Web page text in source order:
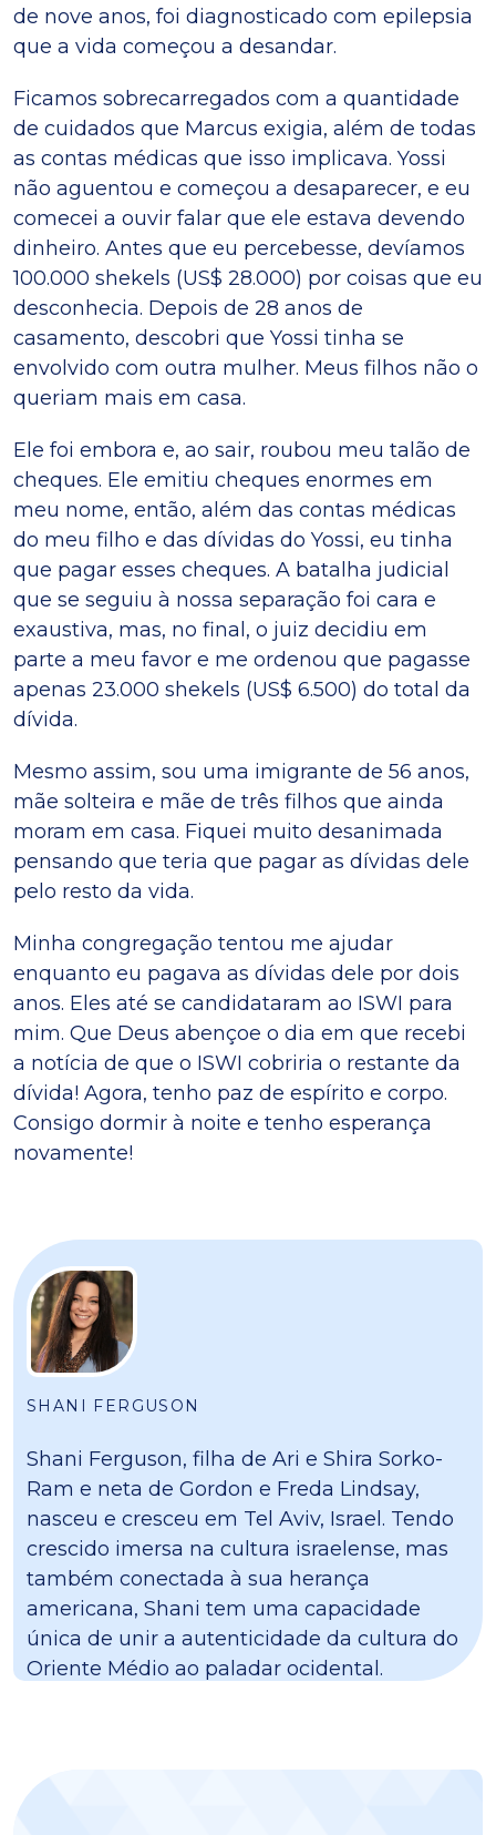
de nove anos, foi diagnosticado com epilepsia
que a vida começou a desandar.
Ficamos sobrecarregados com a quantidade
de cuidados que Marcus exigia, além de todas
as contas médicas que isso implicava. Yossi
não aguentou e começou a desaparecer, e eu
comecei a ouvir falar que ele estava devendo
dinheiro. Antes que eu percebesse, devíamos
100.000 shekels (US$ 28.000) por coisas que eu
desconhecia. Depois de 28 anos de
casamento, descobri que Yossi tinha se
envolvido com outra mulher. Meus filhos não o
queriam mais em casa.
Ele foi embora e, ao sair, roubou meu talão de
cheques. Ele emitiu cheques enormes em
meu nome, então, além das contas médicas
do meu filho e das dívidas do Yossi, eu tinha
que pagar esses cheques. A batalha judicial
que se seguiu à nossa separação foi cara e
exaustiva, mas, no final, o juiz decidiu em
parte a meu favor e me ordenou que pagasse
apenas 23.000 shekels (US$ 6.500) do total da
dívida.
Mesmo assim, sou uma imigrante de 56 anos,
mãe solteira e mãe de três filhos que ainda
moram em casa. Fiquei muito desanimada
pensando que teria que pagar as dívidas dele
pelo resto da vida.
Minha congregação tentou me ajudar
enquanto eu pagava as dívidas dele por dois
anos. Eles até se candidataram ao ISWI para
mim. Que Deus abençoe o dia em que recebi
a notícia de que o ISWI cobriria o restante da
dívida! Agora, tenho paz de espírito e corpo.
Consigo dormir à noite e tenho esperança
novamente!
SHANI FERGUSON
Shani Ferguson, filha de Ari e Shira Sorko-
Ram e neta de Gordon e Freda Lindsay,
nasceu e cresceu em Tel Aviv, Israel. Tendo
crescido imersa na cultura israelense, mas
também conectada à sua herança
americana, Shani tem uma capacidade
única de unir a autenticidade da cultura do
Oriente Médio ao paladar ocidental.